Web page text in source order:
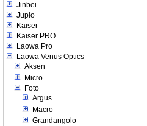
Jinbei
Jupio
Kaiser
Kaiser PRO
Laowa Pro
Laowa Venus Optics
Aksen
Micro
Foto
Argus
Macro
Grandangolo